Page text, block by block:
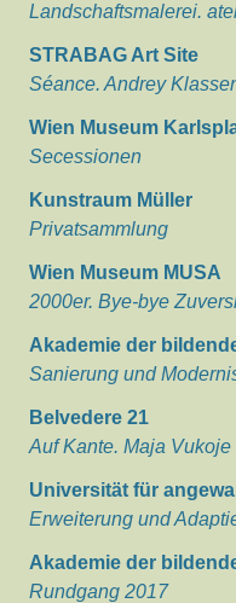
Landschaftsmalerei.
STRABAG Art Site
Séance. Andrey
Wien Museum
Secessionen
Kunstraum Müller
Privatsammlung
Wien Museum MUSA
2000er. Bye-bye
Akademie der
Sanierung und
Belvedere 21
Auf Kante. Maja Vukoje
Universität für
Erweiterung und
Akademie der
Rundgang 2017